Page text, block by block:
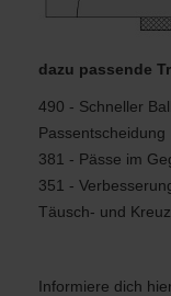
dazu passende
490 - Schneller
Passentscheidung
381 - Pässe im
351 -
Täusch- und
Informiere dich hier